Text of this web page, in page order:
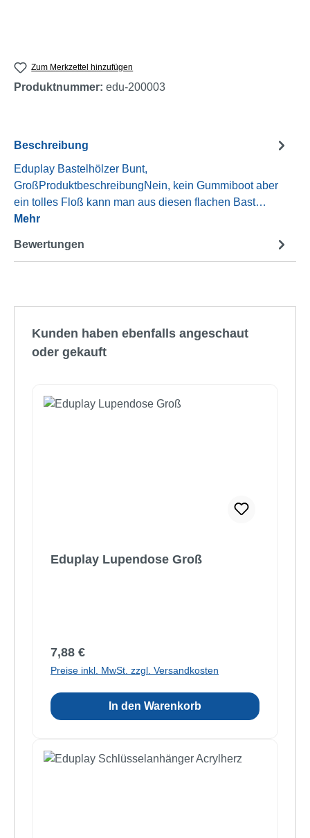
Zum Merkzettel hinzufügen
Produktnummer: edu-200003
Beschreibung
Eduplay Bastelhölzer Bunt,
GroßProduktbeschreibungNein, kein Gummiboot aber
ein tolles Floß kann man aus diesen flachen Bast…
Mehr
Bewertungen
Kunden haben ebenfalls angeschaut
oder gekauft
Eduplay Lupendose Groß
Regulärer Preis:
7,88 €
Preise inkl. MwSt. zzgl. Versandkosten
In den Warenkorb